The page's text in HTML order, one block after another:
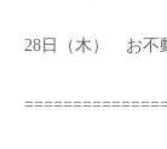
28日（木） お不